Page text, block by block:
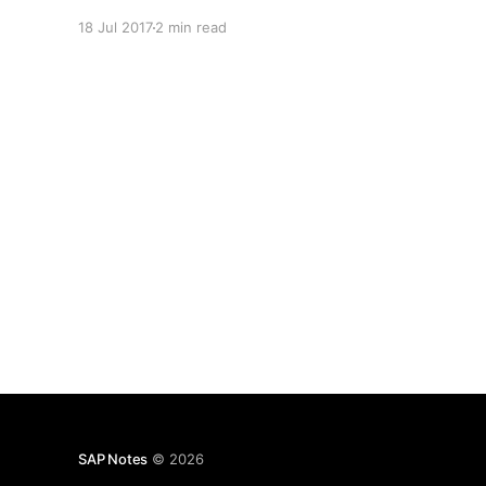
18 Jul 20172 min read
SAP Notes © 2026